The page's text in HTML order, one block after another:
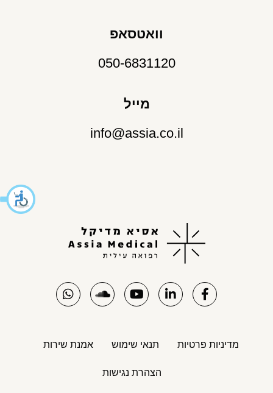
וואטסאפ
050-6831120
מייל
info@assia.co.il
מדיניות פרטיות תנאי שימוש אמנת שירות
הצהרת נגישות